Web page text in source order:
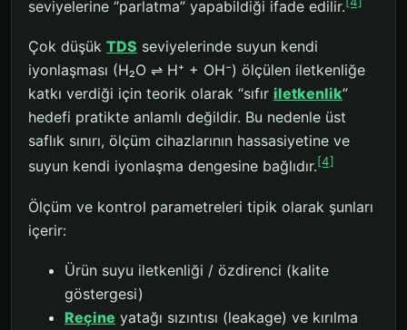
seviyelerine “parlatma” yapabildiği ifade edilir.
Çok düşük TDS seviyelerinde suyun kendi
iyonlaşması (H₂O ⇌ H⁺ + OH⁻) ölçülen iletkenliğe
katkı verdiği için teorik olarak “sıfır iletkenlik”
hedefi pratikte anlamlı değildir. Bu nedenle üst
saflık sınırı, ölçüm cihazlarının hassasiyetine ve
suyun kendi iyonlaşma dengesine bağlıdır.[4]
Ölçüm ve kontrol parametreleri tipik olarak şunları
içerir:
Ürün suyu iletkenliği / özdirenci (kalite
göstergesi)
Reçine yatağı sızıntısı (leakage) ve kırılma